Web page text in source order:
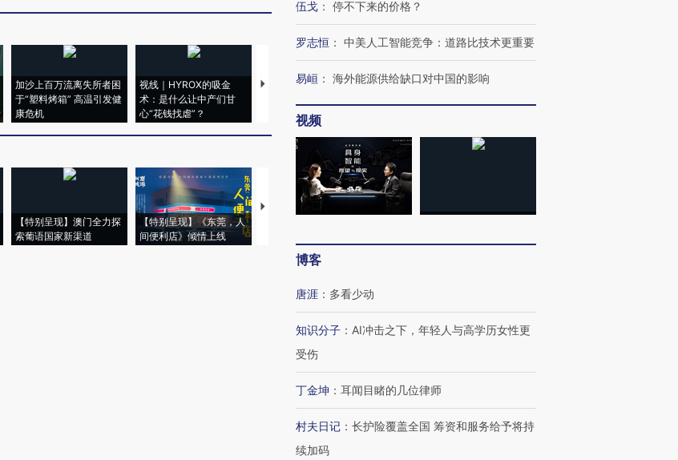
加沙上百万流离失所者困
于“塑料烤箱” 高温引发健
康危机
视线｜HYROX的吸金
术：是什么让中产们甘
心“花钱找虐”？
马航飞行员跨国走私7万
视线｜被称为“蟑螂”的印
【特别呈现】澳门全力探
索葡语国家新渠道
【特别呈现】《东莞，人
间便利店》倾情上线
【推广】走进第四届链博
伍戈 ： 停不下来的价格？
罗志恒 ： 中美人工智能竞争：道路比技术更重要
易峘 ： 海外能源供给缺口对中国的影响
视频
博客
唐涯 ： 多看少动
知识分子 ： AI冲击之下，年轻人与高学历女性更
受伤
丁金坤 ： 耳闻目睹的几位律师
村夫日记 ： 长护险覆盖全国 筹资和服务给予将持
续加码